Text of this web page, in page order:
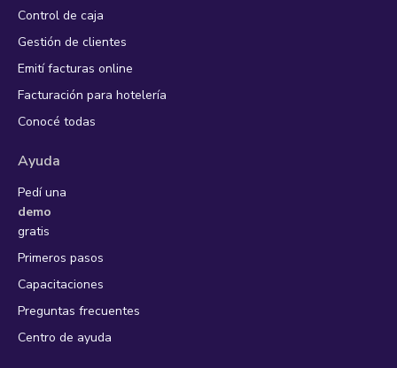
Control de caja
Gestión de clientes
Emití facturas online
Facturación para hotelería
Conocé todas
Ayuda
Pedí una
demo
gratis
Primeros pasos
Capacitaciones
Preguntas frecuentes
Centro de ayuda